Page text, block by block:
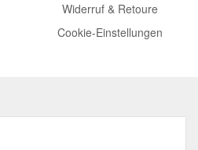
Widerruf & Retoure
Cookie-Einstellungen